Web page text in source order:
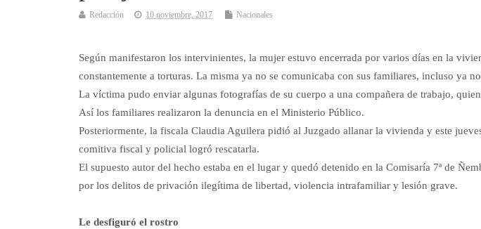
Redacción 10 noviembre, 2017 Nacionales
Según manifestaron los intervinientes, la mujer estuvo encerrada por varios días en la
constantemente a torturas. La misma ya no se comunicaba con sus familiares, incluso ya
La víctima pudo enviar algunas fotografías de su cuerpo a una compañera de trabajo,
Así los familiares realizaron la denuncia en el Ministerio Público.
Posteriormente, la fiscala Claudia Aguilera pidió al Juzgado allanar la vivienda y este
comitiva fiscal y policial logró rescatarla.
El supuesto autor del hecho estaba en el lugar y quedó detenido en la Comisaría 7ª de
por los delitos de privación ilegítima de libertad, violencia intrafamiliar y lesión grave.
Le desfiguró el rostro